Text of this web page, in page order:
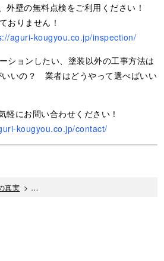
壁の無料点検をご利用ください！
おりません！
aguri-kougyou.co.jp/inspection/
ションしたい、塗装以外の工事方法は
いの？ 業者はどうやって選べばいい
にお問い合わせください！
kougyou.co.jp/contact/
真実 > 塗装してはいけない壁や屋根があるの